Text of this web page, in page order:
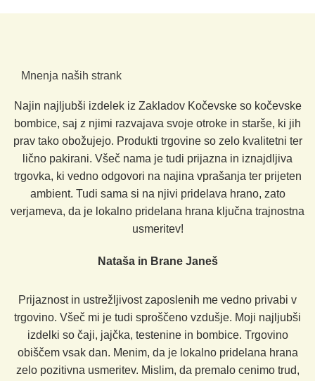
Mnenja naših strank
Najin najljubši izdelek iz Zakladov Kočevske so kočevske
bombice, saj z njimi razvajava svoje otroke in starše, ki jih
prav tako obožujejo. Produkti trgovine so zelo kvalitetni ter
lično pakirani. Všeč nama je tudi prijazna in iznajdljiva
trgovka, ki vedno odgovori na najina vprašanja ter prijeten
ambient. Tudi sama si na njivi pridelava hrano, zato
verjameva, da je lokalno pridelana hrana ključna trajnostna
usmeritev!
Nataša in Brane Janeš
Prijaznost in ustrežljivost zaposlenih me vedno privabi v
trgovino. Všeč mi je tudi sproščeno vzdušje. Moji najljubši
izdelki so čaji, jajčka, testenine in bombice. Trgovino
obiščem vsak dan. Menim, da je lokalno pridelana hrana
zelo pozitivna usmeritev. Mislim, da premalo cenimo trud,